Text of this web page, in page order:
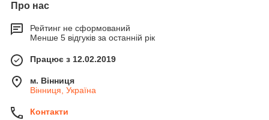
Про нас
Рейтинг не сформований
Менше 5 відгуків за останній рік
Працює з 12.02.2019
м. Вінниця
Вінниця, Україна
Контакти